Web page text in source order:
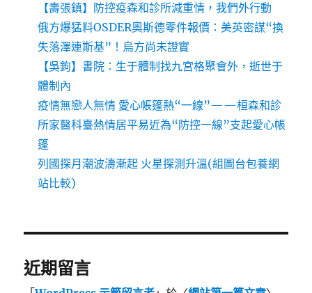
【壽張鎮】防控疫森和診所減重情，我們外行動
俄方爆猛料OSDER奧斯德零件報價：美英密謀“換
失落澤連斯基”！烏方尚未證實
【吳鉤】書院：生于體制找九宮格聚會外，逝世于
體制內
疫情無戀人無情 愛心帳篷熱“一線”——桓森和診
所家醫科臺熱情居平易近為“防控一線”支起愛心帳
篷
列國探月潮波濤漸起 火星探測升溫(組圖台包養網
站比較)
近期留言